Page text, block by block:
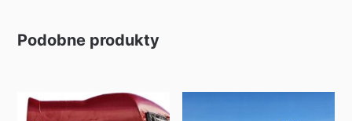
Podobne produkty